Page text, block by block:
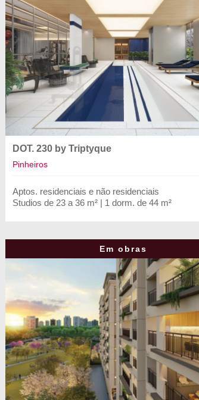
DOT. 230 by Triptyque
Pinheiros
Aptos. residenciais e não residenciais
Studios de 23 a 36 m² | 1 dorm. de 44 m²
Em obras